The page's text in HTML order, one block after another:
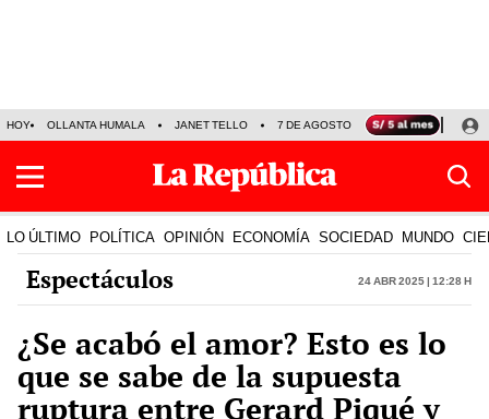
HOY OLLANTA HUMALA JANET TELLO 7 DE AGOSTO TINKA RESULTADOS
LO ÚLTIMO POLÍTICA OPINIÓN ECONOMÍA SOCIEDAD MUNDO
Espectáculos 24 Abr 2025 | 12:28 h
¿Se acabó el amor? Esto es lo
que se sabe de la supuesta
ruptura entre Gerard Piqué y